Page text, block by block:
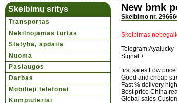
Skelbimų sritys
Transportas
Nekilnojamas turtas
Statyba, apdaila
Nuoma
Paslaugos
Darbas
Mobilieji telefonai
Kompiuteriai
New bmk
Skelbimo nr.
Skelbimas
Telegram:Ayalucky
Signal:+
first sales Low price
Good and cheap
Fast % delivery
Best price China
Global sales